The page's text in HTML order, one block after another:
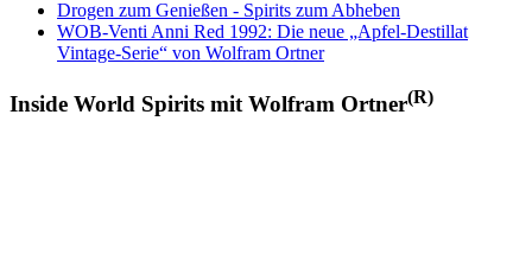
Drogen zum Genießen - Spirits zum Abheben
WOB-Venti Anni Red 1992: Die neue „Apfel-Destillat
Vintage-Serie“ von Wolfram Ortner
Inside World Spirits mit Wolfram Ortner(R)